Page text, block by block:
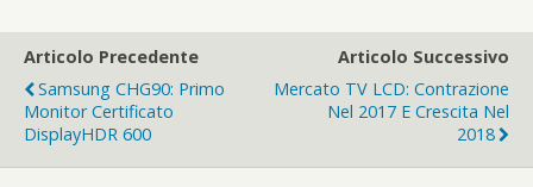
Articolo Precedente
Samsung CHG90: Primo
Monitor Certificato
DisplayHDR 600
Articolo Successivo
Mercato TV LCD: Contrazione
Nel 2017 E Crescita Nel
2018